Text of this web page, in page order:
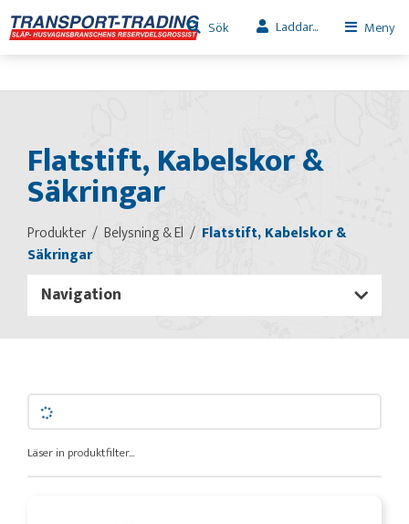
Sök Laddar... Meny
Flatstift, Kabelskor &
Säkringar
Produkter Belysning & El
Flatstift, Kabelskor &
Säkringar
Navigation
Läser in produktfilter...